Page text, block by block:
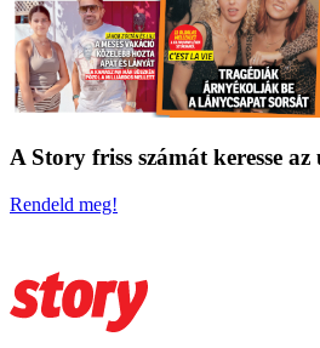
A Story friss számát keresse
Rendeld meg!